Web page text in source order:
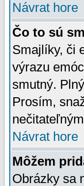
Návrat hore
Čo to sú
Smajlíky, či
výrazu
smutný.
Prosím,
Návrat hore
Môžem
Obrázky sa